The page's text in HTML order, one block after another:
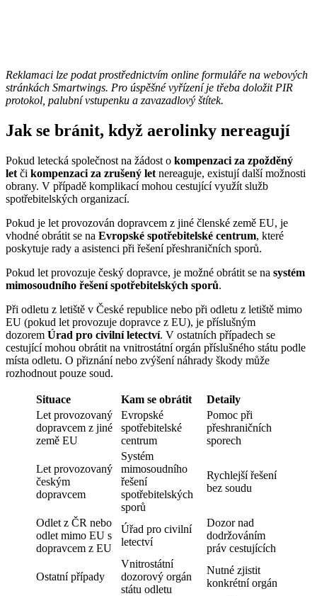
Reklamaci lze podat prostřednictvím online formuláře na webových
stránkách Smartwings. Pro úspěšné vyřízení je třeba doložit PIR
protokol, palubní vstupenku a zavazadlový štítek.
Jak se bránit, když aerolinky nereagují
Pokud letecká společnost na žádost o kompenzaci za zpožděný
let či kompenzaci za zrušený let nereaguje, existují další možnosti
obrany. V případě komplikací mohou cestující využít služb
spotřebitelských organizací.
Pokud je let provozován dopravcem z jiné členské země EU, je
vhodné obrátit se na Evropské spotřebitelské centrum, které
poskytuje rady a asistenci při řešení přeshraničních sporů.
Pokud let provozuje český dopravce, je možné obrátit se na systém
mimosoudního řešení spotřebitelských sporů.
Při odletu z letiště v České republice nebo při odletu z letiště mimo
EU (pokud let provozuje dopravce z EU), je příslušným
dozorem Úrad pro civilní letectví. V ostatních případech se
cestující mohou obrátit na vnitrostátní orgán příslušného státu podle
místa odletu. O přiznání nebo zvýšení náhrady škody může
rozhodnout pouze soud.
Situace Kam se obrátit
Detaily
Let provozovaný
dopravcem z jiné
země EU
Evropské
spotřebitelské
centrum
Pomoc při
přeshraničních
sporech
Let provozovaný
českým
dopravcem
Systém
mimosoudního
řešení
spotřebitelských
sporů
Rychlejší řešení
bez soudu
Odlet z ČR nebo
odlet mimo EU s
dopravcem z EU
Úřad pro civilní
letectví
Dozor nad
dodržováním
práv cestujících
Ostatní případy
Vnitrostátní
dozorový orgán
státu odletu
Nutné zjistit
konkrétní orgán